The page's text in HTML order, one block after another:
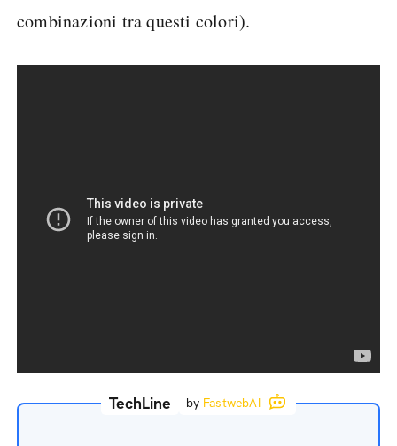
combinazioni tra questi colori).
TechLine by FastwebAI